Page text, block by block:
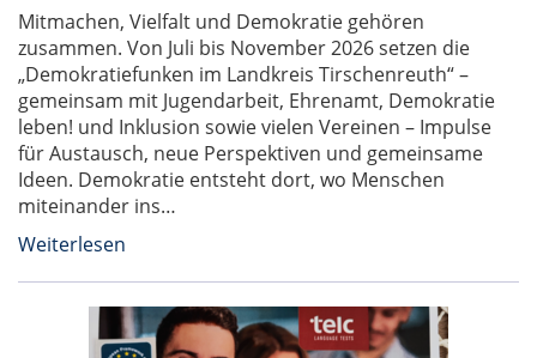
Mitmachen, Vielfalt und Demokratie gehören
zusammen. Von Juli bis November 2026 setzen die
„Demokratiefunken im Landkreis Tirschenreuth“ –
gemeinsam mit Jugendarbeit, Ehrenamt, Demokratie
leben! und Inklusion sowie vielen Vereinen – Impulse
für Austausch, neue Perspektiven und gemeinsame
Ideen. Demokratie entsteht dort, wo Menschen
miteinander ins…
Weiterlesen